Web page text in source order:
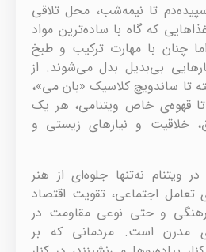
سپیده‌دم تا نیمه‌شب، محل تلاقی
که گاه با ساده‌ترین مواد
چنان با مهارت ترکیب و طبخ
بی‌بدیل بدل می‌شوند. از
تا ساندویچ کلاسیک «بان می»،
قهوه‌ی خاص ویتنامی، هر یک
خلاقیت و نیازهای زیستی و
ویتنام نه‌تنها جلوه‌ای از هنر
تعامل اجتماعی، تقویت اقتصاد
و حتی نوعی مقاومت در
مدرن است. مردمانی که بر